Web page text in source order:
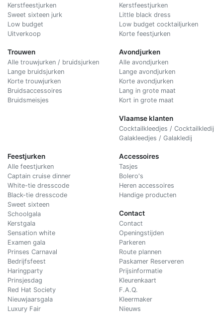
Kerstfeestjurken
Sweet sixteen jurk
Low budget
Uitverkoop
Trouwen
Alle trouwjurken / bruidsjurken
Lange bruidsjurken
Korte trouwjurken
Bruidsaccessoires
Bruidsmeisjes
Kerstfeestjurken
Little black dress
Low budget cocktailjurken
Korte feestjurken
Avondjurken
Alle avondjurken
Lange avondjurken
Korte avondjurken
Lang in grote maat
Kort in grote maat
Vlaamse klanten
Cocktailkleedjes / Cocktailkledij
Galakleedjes / Galakledij
Feestjurken
Alle feestjurken
Captain cruise dinner
White-tie dresscode
Black-tie dresscode
Sweet sixteen
Schoolgala
Kerstgala
Sensation white
Examen gala
Prinses Carnaval
Bedrijfsfeest
Haringparty
Prinsjesdag
Red Hat Society
Nieuwjaarsgala
Luxury Fair
Accessoires
Tasjes
Bolero's
Heren accessoires
Handige producten
Contact
Contact
Openingstijden
Parkeren
Route plannen
Paskamer Reserveren
Prijsinformatie
Kleurenkaart
F.A.Q.
Kleermaker
Nieuws